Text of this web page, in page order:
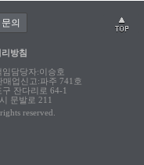
문의
방침
담당자:이승호
업신고:파주 741호
잔다리로 64-1
문발로 211
reserved.